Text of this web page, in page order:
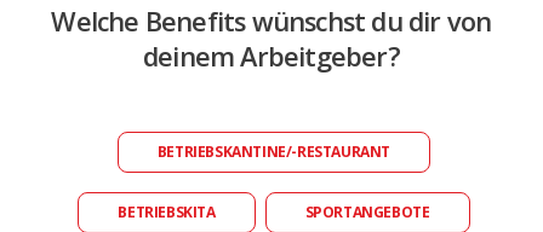
Welche Benefits wünschst du dir von
deinem Arbeitgeber?
BETRIEBSKANTINE/-RESTAURANT
BETRIEBSKITA SPORTANGEBOTE